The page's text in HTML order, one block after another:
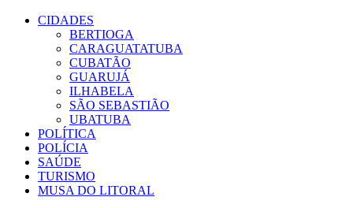
CIDADES
BERTIOGA
CARAGUATATUBA
CUBATÃO
GUARUJÁ
ILHABELA
SÃO SEBASTIÃO
UBATUBA
POLÍTICA
POLÍCIA
SAÚDE
TURISMO
MUSA DO LITORAL